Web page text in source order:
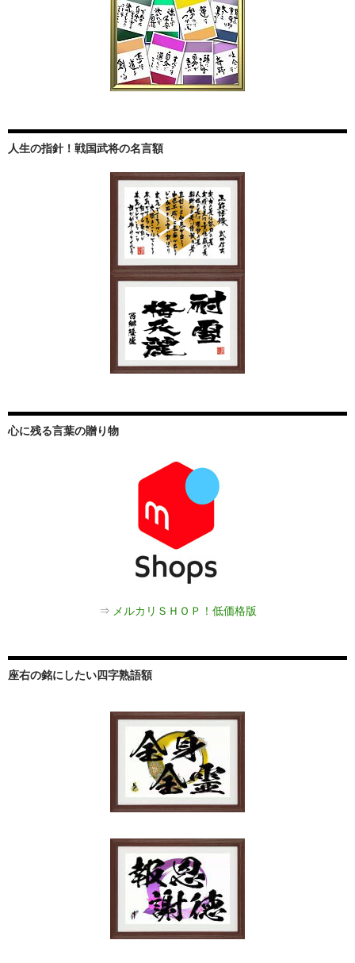
人生の指針！戦国武将の名言額
心に残る言葉の贈り物
⇒ メルカリＳＨＯＰ！低価格版
座右の銘にしたい四字熟語額